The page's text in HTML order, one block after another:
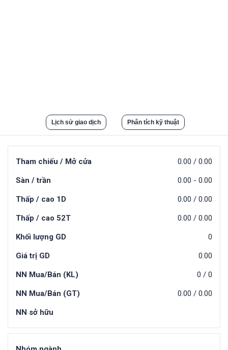
Lịch sử giao dịch Phân tích kỹ thuật
Tham chiếu / Mở cửa 0.00
/
0.00
Sàn / trần 0.00
-
0.00
Thấp / cao 1D 0.00
/
0.00
Thấp / cao 52T 0.00
/
0.00
Khối lượng GD 0
Giá trị GD 0.00
NN Mua/Bán (KL) 0
/
0
NN Mua/Bán (GT) 0.00
/
0.00
NN sở hữu